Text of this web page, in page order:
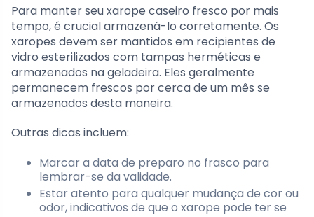
Para manter seu xarope caseiro fresco por mais
tempo, é crucial armazená-lo corretamente. Os
xaropes devem ser mantidos em recipientes de
vidro esterilizados com tampas herméticas e
armazenados na geladeira. Eles geralmente
permanecem frescos por cerca de um mês se
armazenados desta maneira.
Outras dicas incluem:
Marcar a data de preparo no frasco para
lembrar-se da validade.
Estar atento para qualquer mudança de cor ou
odor, indicativos de que o xarope pode ter se